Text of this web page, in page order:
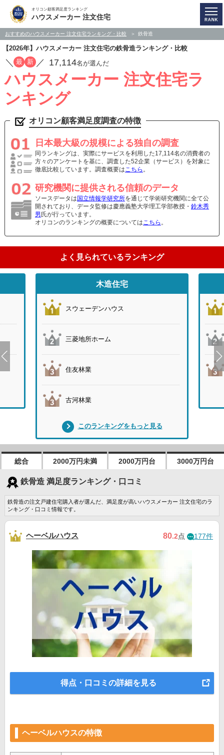
オリコン顧客満足度ランキング
ハウスメーカー 注文住宅
おすすめのハウスメーカー 注文住宅ランキング・比較 鉄骨造
【2026年】ハウスメーカー 注文住宅の鉄骨造ランキング・比較
／ 最 新 ／ 17,114名が選んだ
ハウスメーカー 注文住宅ラ
ンキング
オリコン顧客満足度調査の特徴
日本最大級の規模による独自の調査
同ランキングは、実際にサービスを利用した17,114名の消費者の
方々のアンケートを基に、調査した52企業（サービス）を対象に
徹底比較しています。調査概要はこちら 。
研究機関に提供される信頼のデータ
ソースデータは 国立情報学研究所を通じて学術研究機関に全て公
開されており、データ監修は慶應義塾大学理工学部教授・ 鈴木秀
男 氏が行っています。
オリコンのランキングの概要についてはこちら 。
よく見られているランキング
木造住宅
スウェーデンハウス
三菱地所ホーム
住友林業
古河林業
このランキングをもっと見る
総合 2000万円未満 2000万円台 3000万円台
鉄骨造 満足度ランキング・口コミ
鉄骨造の注文戸建住宅購入者が選んだ、満足度が高いハウスメーカー 注文住宅のラ
ンキング・口コミ情報です。
ヘーベルハウス 80.2点 177件
得点・口コミの詳細を見る
ヘーベルハウスの特徴